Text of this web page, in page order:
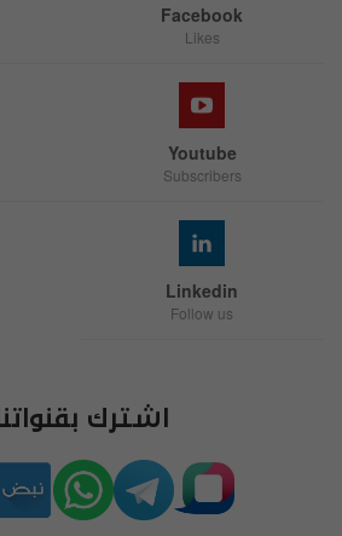
Facebook
Likes
Youtube
Subscribers
Linkedin
Follow us
اشترك بقنواتنا